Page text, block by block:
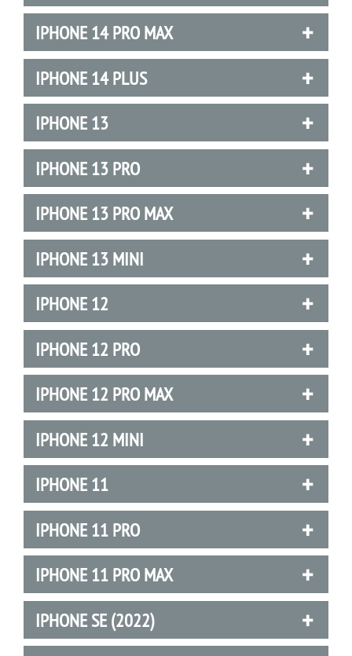
IPHONE 14 PRO MAX
IPHONE 14 PLUS
IPHONE 13
IPHONE 13 PRO
IPHONE 13 PRO MAX
IPHONE 13 MINI
IPHONE 12
IPHONE 12 PRO
IPHONE 12 PRO MAX
IPHONE 12 MINI
IPHONE 11
IPHONE 11 PRO
IPHONE 11 PRO MAX
IPHONE SE (2022)